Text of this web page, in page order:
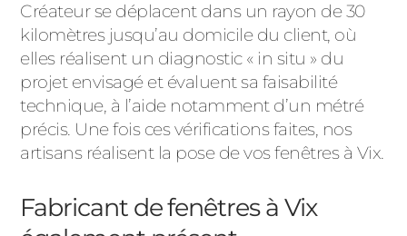
Créateur se déplacent dans un rayon de 30
kilomètres jusqu’au domicile du client, où
elles réalisent un diagnostic « in situ » du
projet envisagé et évaluent sa faisabilité
technique, à l’aide notamment d’un métré
précis. Une fois ces vérifications faites, nos
artisans réalisent la pose de vos fenêtres à Vix.
Fabricant de fenêtres à Vix